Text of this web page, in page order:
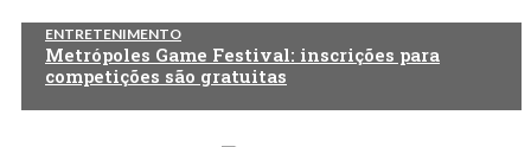
ENTRETENIMENTO
Metrópoles Game Festival: inscrições para
competições são gratuitas